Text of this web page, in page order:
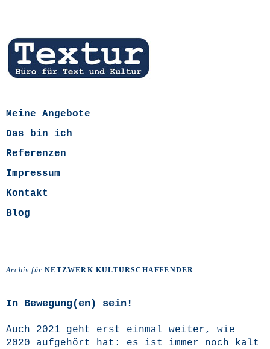
Meine Angebote
Das bin ich
Referenzen
Impressum
Kontakt
Blog
Archiv fürNETZWERK KULTURSCHAFFENDER
In Bewegung(en) sein!
Auch 2021 geht erst ein­mal wei­ter, wie
2020 auf­ge­hört hat: es ist immer noch kalt